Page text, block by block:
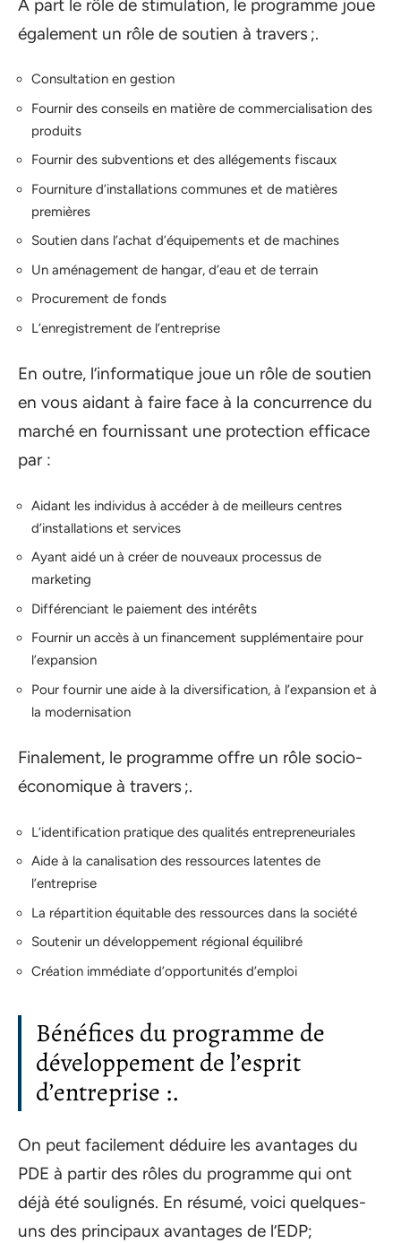
À part le rôle de stimulation, le programme joue
également un rôle de soutien à travers ;.
Consultation en gestion
Fournir des conseils en matière de commercialisation des
produits
Fournir des subventions et des allégements fiscaux
Fourniture d’installations communes et de matières
premières
Soutien dans l’achat d’équipements et de machines
Un aménagement de hangar, d’eau et de terrain
Procurement de fonds
L’enregistrement de l’entreprise
En outre, l’informatique joue un rôle de soutien
en vous aidant à faire face à la concurrence du
marché en fournissant une protection efficace
par :
Aidant les individus à accéder à de meilleurs centres
d’installations et services
Ayant aidé un à créer de nouveaux processus de
marketing
Différenciant le paiement des intérêts
Fournir un accès à un financement supplémentaire pour
l’expansion
Pour fournir une aide à la diversification, à l’expansion et à
la modernisation
Finalement, le programme offre un rôle socio-
économique à travers ;.
L’identification pratique des qualités entrepreneuriales
Aide à la canalisation des ressources latentes de
l’entreprise
La répartition équitable des ressources dans la société
Soutenir un développement régional équilibré
Création immédiate d’opportunités d’emploi
Bénéfices du programme de
développement de l’esprit
d’entreprise :.
On peut facilement déduire les avantages du
PDE à partir des rôles du programme qui ont
déjà été soulignés. En résumé, voici quelques-
uns des principaux avantages de l’EDP;